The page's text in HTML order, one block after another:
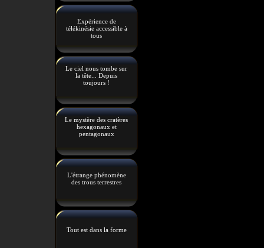
Expérience de
télékinésie accessible à
tous
Le ciel nous tombe sur
la tête... Depuis
toujours !
Le mystère des cratères
hexagonaux et
pentagonaux
L'étrange phénomène
des trous terrestres
Tout est dans la forme